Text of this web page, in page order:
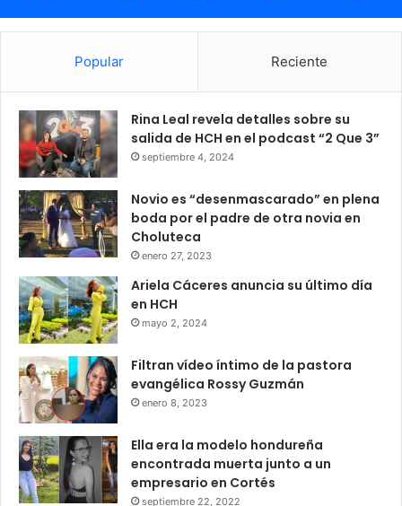
Popular Reciente
Rina Leal revela detalles sobre su
salida de HCH en el podcast “2 Que 3”
septiembre 4, 2024
Novio es “desenmascarado” en plena
boda por el padre de otra novia en
Choluteca
enero 27, 2023
Ariela Cáceres anuncia su último día
en HCH
mayo 2, 2024
Filtran vídeo íntimo de la pastora
evangélica Rossy Guzmán
enero 8, 2023
Ella era la modelo hondureña
encontrada muerta junto a un
empresario en Cortés
septiembre 22, 2022